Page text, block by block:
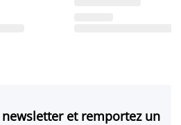
et remportez un